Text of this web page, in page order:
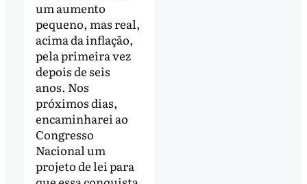
um aumento
pequeno, mas real,
acima da inflação,
pela primeira vez
depois de seis
anos. Nos
próximos dias,
encaminharei ao
Congresso
Nacional um
projeto de lei para